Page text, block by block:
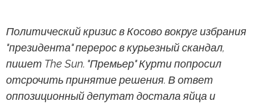
Политический кризис в Косово вокруг избрания
"президента" перерос в курьезный скандал,
пишет The Sun. "Премьер" Курти попросил
отсрочить принятие решения. В ответ
оппозиционный депутат достала яйца и